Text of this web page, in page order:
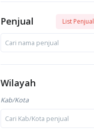
Penjual List Penjual
Cari nama penjual
Wilayah
Kab/Kota
Cari Kab/Kota penjual